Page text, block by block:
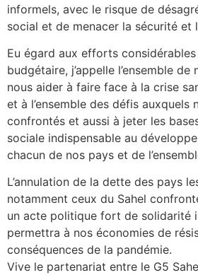
informels, avec le risque de
social et de menacer la sécurité et
Eu égard aux efforts
budgétaire, j’appelle l’ensemble
nous aider à faire face à la crise
et à l’ensemble des défis auxquels
confrontés et aussi à jeter les
sociale indispensable au
chacun de nos pays et de
L’annulation de la dette des pays
notamment ceux du Sahel
un acte politique fort de solidarité
permettra à nos économies de
conséquences de la pandémie.
Vive le partenariat entre le G5